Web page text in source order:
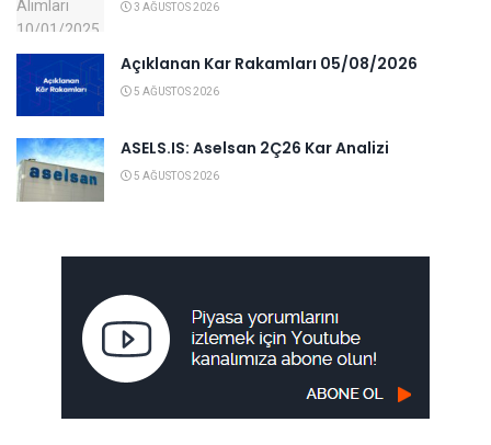
3 AĞUSTOS 2026
Açıklanan Kar Rakamları 05/08/2026
5 AĞUSTOS 2026
ASELS.IS: Aselsan 2Ç26 Kar Analizi
5 AĞUSTOS 2026